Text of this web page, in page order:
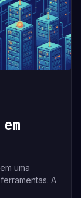
uma
A